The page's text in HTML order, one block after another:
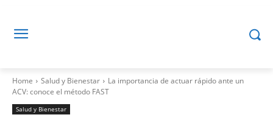
Home Salud y Bienestar
La importancia de actuar rápido ante un
ACV: conoce el método FAST
Salud y Bienestar